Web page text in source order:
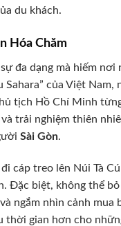
du khách.
Hóa Chăm
đa dạng mà hiếm
của Việt
tịch Hồ Chí Minh
trải nghiệm thiên
Sài Gòn.
cáp treo lên Núi Tà
Đặc biệt, không thể
ngắm nhìn cảnh mua
thời gian hơn cho